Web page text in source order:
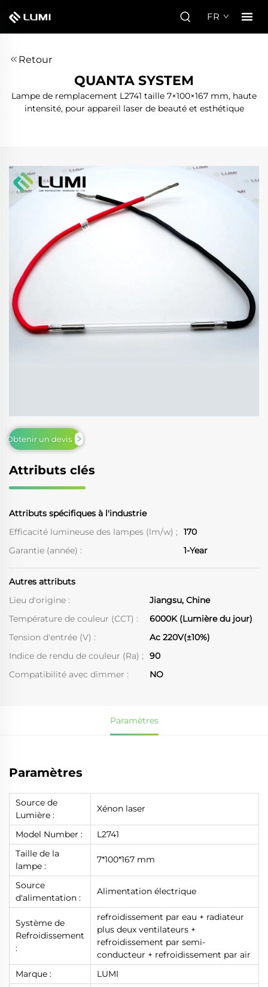
FR
Retour
QUANTA SYSTEM
Lampe de remplacement L2741 taille 7×100×167 mm, haute
intensité, pour appareil laser de beauté et esthétique
Attributs clés
Attributs spécifiques à l'industrie
Efficacité lumineuse des lampes (lm/w) ;
170
Garantie (année) :
1-Year
Autres attributs
Lieu d'origine :
Jiangsu, Chine
Température de couleur (CCT) :
6000K (Lumière du jour)
Tension d'entrée (V) :
Ac 220V(±10%)
Indice de rendu de couleur (Ra) ;
90
Compatibilité avec dimmer :
NO
Obtenir un devis
Paramètres
Paramètres
Source de
Lumière :
Xénon laser
Model Number :
L2741
Taille de la
lampe :
7*100*167 mm
Source
d'alimentation :
Alimentation électrique
Système de
Refroidissement
:
refroidissement par eau + radiateur
plus deux ventilateurs +
refroidissement par semi-
conducteur + refroidissement par air
Marque :
LUMI